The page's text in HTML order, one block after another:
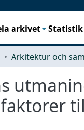
arkivet Statistik